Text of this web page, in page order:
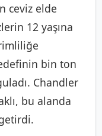
ceviz elde
12 yaşına
bin ton
Chandler
bu alanda